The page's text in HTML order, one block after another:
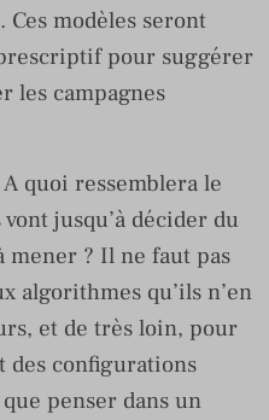
Ces modèles seront
pour suggérer
les campagnes
A quoi ressemblera le
jusqu’à décider du
mener ? Il ne faut pas
algorithmes qu’ils n’en
et de très loin, pour
des configurations
penser dans un